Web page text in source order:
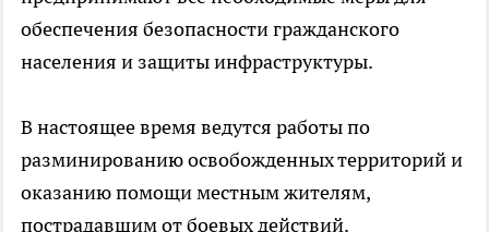
обеспечения безопасности гражданского
населения и защиты инфраструктуры.
В настоящее время ведутся работы по
разминированию освобожденных территорий и
оказанию помощи местным жителям,
пострадавшим от боевых действий.